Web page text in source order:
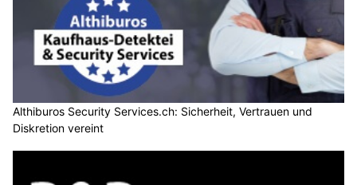
Althiburos Security Services.ch: Sicherheit, Vertrauen und
Diskretion vereint